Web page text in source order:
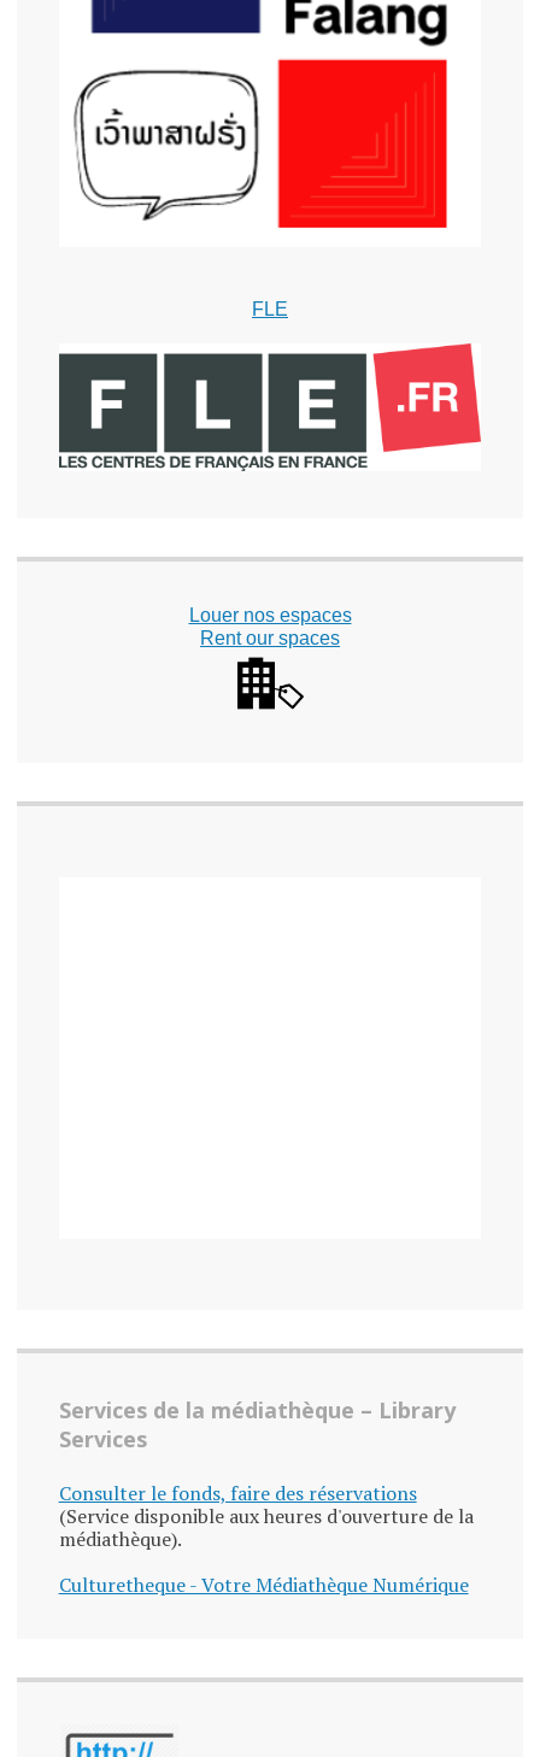
FLE
Louer nos espaces
Rent our spaces
Services de la médiathèque – Library
Services
Consulter le fonds, faire des réservations
(Service disponible aux heures d'ouverture de la
médiathèque).
Culturetheque - Votre Médiathèque Numérique